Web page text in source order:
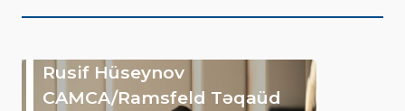
Rusif Hüseynov
CAMCA/Ramsfeld Təqaüd